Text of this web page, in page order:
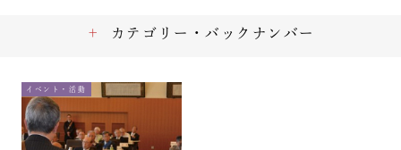
イベント・活動
カテゴリー・バックナンバー